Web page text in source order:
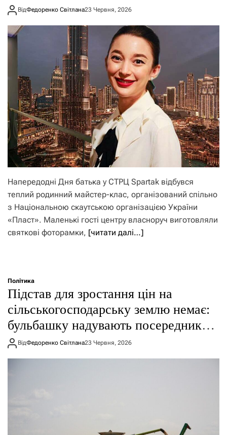
ВідФедоренко Світлана23 Червня, 2026
Напередодні Дня батька у СТРЦ Spartak відбувся
теплий родинний майстер-клас, організований спільно
з Національною скаутською організацією України
«Пласт». Маленькі гості центру власноруч виготовляли
святкові фоторамки, [читати далі…]
Політика
Підстав для зростання цін на
сільськогосподарську землю немає:
бульбашку надувають посередники –
ЗМІ
ВідФедоренко Світлана23 Червня, 2026